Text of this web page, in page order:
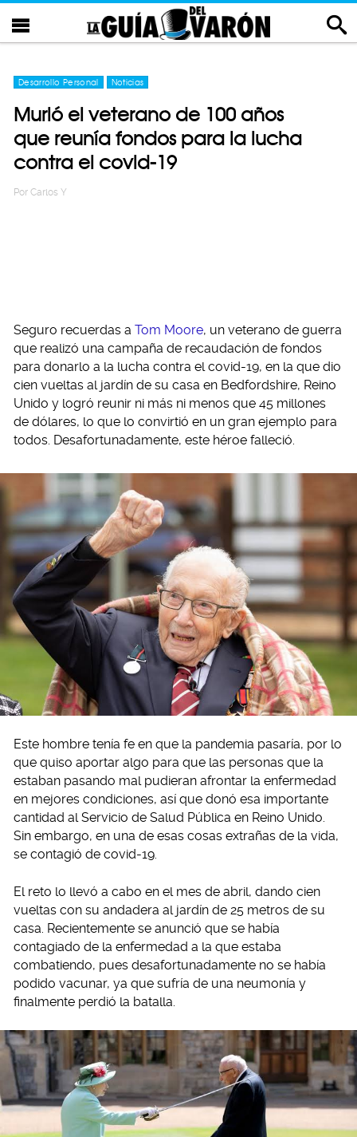
Desarrollo Personal Noticias
Murió el veterano de 100 años
que reunía fondos para la lucha
contra el covid-19
Por Carlos Y
Seguro recuerdas a Tom Moore, un veterano de guerra
que realizó una campaña de recaudación de fondos
para donarlo a la lucha contra el covid-19, en la que dio
cien vueltas al jardín de su casa en Bedfordshire, Reino
Unido y logró reunir ni más ni menos que 45 millones
de dólares, lo que lo convirtió en un gran ejemplo para
todos. Desafortunadamente, este héroe falleció.
Este hombre tenía fe en que la pandemia pasaría, por lo
que quiso aportar algo para que las personas que la
estaban pasando mal pudieran afrontar la enfermedad
en mejores condiciones, así que donó esa importante
cantidad al Servicio de Salud Pública en Reino Unido.
Sin embargo, en una de esas cosas extrañas de la vida,
se contagió de covid-19.
El reto lo llevó a cabo en el mes de abril, dando cien
vueltas con su andadera al jardín de 25 metros de su
casa. Recientemente se anunció que se había
contagiado de la enfermedad a la que estaba
combatiendo, pues desafortunadamente no se había
podido vacunar, ya que sufría de una neumonía y
finalmente perdió la batalla.